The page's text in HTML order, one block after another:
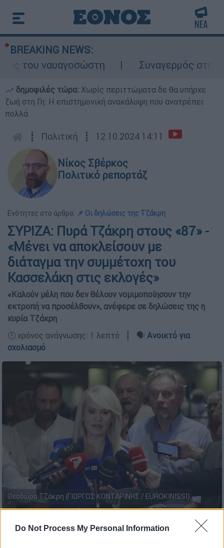
Do Not Process My Personal Information
BREAKING NEWS:
του ναυαγοσώστη
Συναγερμός στην
δημοφιλές τώρα: Χωρίς περιττώματα δε θα υπήρχε
ζωή στη Γη: Η επιστημονική ανακάλυψη που ανατρέπει
πολλά
┋ Πολιτική ┋ 12.10.2024 14:11
Νίκος Σβέρκος
Πολιτικό ρεπορτάζ
Ενότητες στο άρθρο: 📌 Οι δηλώσεις της Τζάκρη
ΣΥΡΙΖΑ: Πυρά Τζάκρη στους «87» -
«Μένει να αποκλείσουν με
διάταγμα την συμμέτοχη του
Κασσελάκη στις εκλογές»
«Καλούν μέλη που δεν θέλουν νομιμοποίησουν την
εκτροπή να προσέλθουν», ανέφερε σε δηλώσεις της η
κυρία Τζάκρη
🕛 χρόνος ανάγνωσης: 1 λεπτό ┋ 🗣️ Ανοικτό για
σχολιασμό
Θεοδώρα Τζάκρη (ΓΙΩΡΓΟΣ ΚΟΝΤΑΡΙΝΗΣ / EUROKINISSI)
Προσθέστε το ΕΘΝΟΣ στη Google